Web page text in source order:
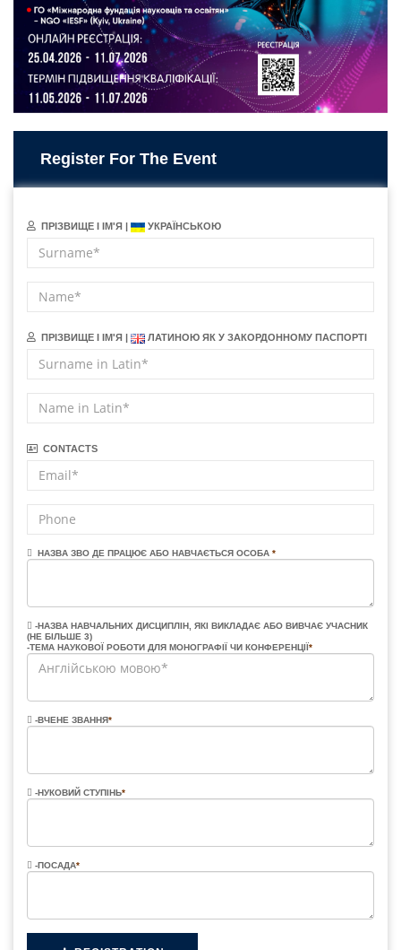
Register For The Event
ПРІЗВИЩЕ І ІМ'Я | УКРАЇНСЬКОЮ
ПРІЗВИЩЕ І ІМ'Я | ЛАТИНОЮ ЯК У ЗАКОРДОННОМУ ПАСПОРТІ
CONTACTS
НАЗВА ЗВО ДЕ ПРАЦЮЄ АБО НАВЧАЄТЬСЯ ОСОБА *
-НАЗВА НАВЧАЛЬНИХ ДИСЦИПЛІН, ЯКІ ВИКЛАДАЄ АБО ВИВЧАЄ УЧАСНИК
(НЕ БІЛЬШЕ 3)
-ТЕМА НАУКОВОЇ РОБОТИ ДЛЯ МОНОГРАФІЇ ЧИ КОНФЕРЕНЦІЇ*
-ВЧЕНЕ ЗВАННЯ*
-НУКОВИЙ СТУПІНЬ*
-ПОСАДА*